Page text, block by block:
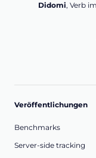
Didomi, Verb
Veröffentlichungen
Benchmarks
Server-side tracking